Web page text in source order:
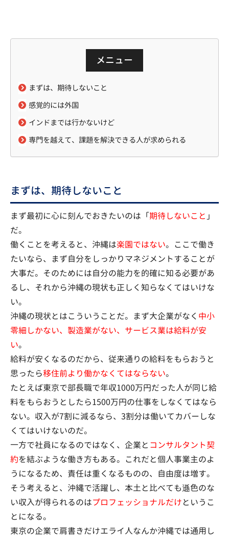
メニュー
まずは、期待しないこと
感覚的には外国
インドまでは行かないけど
専門を越えて、課題を解決できる人が求められる
まずは、期待しないこと
まず最初に心に刻んでおきたいのは「期待しないこと 」
だ。
働くことを考えると、沖縄は楽園ではない。ここで働き
たいなら、まず自分をしっかりマネジメントすることが
大事だ。そのためには自分の能力を的確に知る必要があ
るし、それから沖縄の現状も正しく知らなくてはいけな
い。
沖縄の現状とはこういうことだ。まず大企業がなく 中小
零細しかない、製造業がない、サービス業は給料が安
い。
給料が安くなるのだから、従来通りの給料をもらおうと
思ったら移住前より働かなくてはならない。
たとえば東京で部長職で年収1000万円だった人が同じ給
料をもらおうとしたら1500万円の仕事をしなくてはなら
ない。収入が7割に減るなら、3割分は働いてカバーしな
くてはいけないのだ。
一方で社員になるのではなく、企業と コンサルタント契
約を結ぶような働き方もある。これだと個人事業主のよ
うになるため、責任は重くなるものの、自由度は増す。
そう考えると、沖縄で活躍し、本土と比べても遜色のな
い収入が得られるのはプロフェッショナルだけというこ
とになる。
東京の企業で肩書きだけエライ人なんか沖縄では通用し